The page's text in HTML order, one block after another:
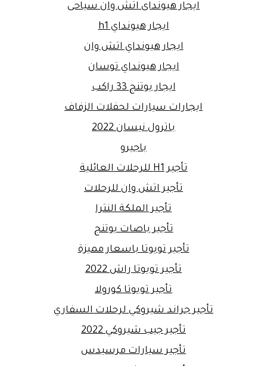
ايجار هيونداى اتش وان سياحى
ايجار هيونداي h1
ايجار هيونداي اتش وان
ايجار هيونداي توسان
ايجار يوتنج 33 راكب
ايجارات سيارات لحفلات الزفاف
باترول نيسان 2022
باجيرو
تأجير H1 للرحلات العائلية
تأجير اتش وان للرحلات
تأجير الملكة النترا
تأجير باصات يوتنج
تأجير تويوتا باسعار مميزة
تأجير تويوتا راش 2022
تأجير تويوتا كورولا
تأجير جراند شيروكي لرحلات السفاري
تأجير جيب شيروكي 2022
تأجير سيارات مرسيدس